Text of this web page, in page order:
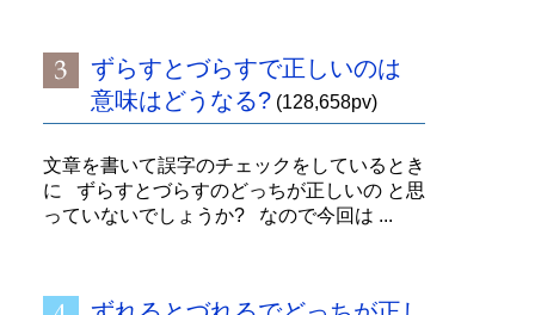
ずらすとづらすで正しいのは
意味はどうなる? (128,658pv)
文章を書いて誤字のチェックをしているとき
に ずらすとづらすのどっちが正しいの と思
っていないでしょうか? なので今回は ...